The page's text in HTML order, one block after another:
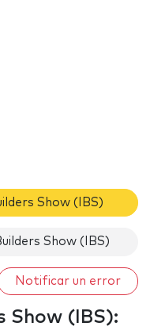
Show (IBS)
Show (IBS)
Notificar un error
Show (IBS):